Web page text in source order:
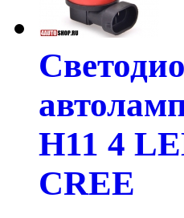
H11 4
CREE